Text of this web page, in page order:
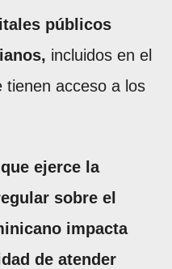
públicos
incluidos en el
tienen acceso a los
ejerce la
sobre el
impacta
de atender